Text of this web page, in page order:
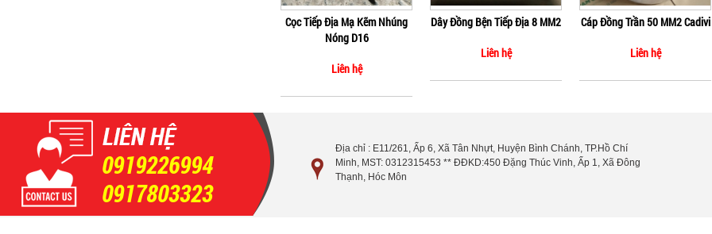
Cọc Tiếp Địa Mạ Kẽm Nhúng
Nóng D16
Liên hệ
Dây Đồng Bện Tiếp Địa 8 MM2
Liên hệ
Cáp Đồng Trần 50 MM2 Cadivi
Liên hệ
0919226994
0917803323
Địa chỉ : E11/261, Ấp 6, Xã Tân Nhựt, Huyện Bình Chánh, TP.Hồ Chí
Minh, MST: 0312315453 ** ĐĐKD:450 Đặng Thúc Vinh, Ấp 1, Xã Đông
Thạnh, Hóc Môn